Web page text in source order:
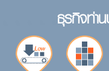
ธุรกิจท่า